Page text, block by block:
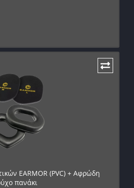
EARMOR (PVC) + Αφρώδη
πανάκι